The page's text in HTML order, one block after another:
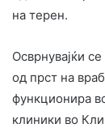
на терен.
Осврнувајќи
од прст на
функционира
клиники во